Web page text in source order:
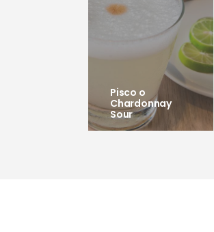
Pisco o
Chardonnay
Sour